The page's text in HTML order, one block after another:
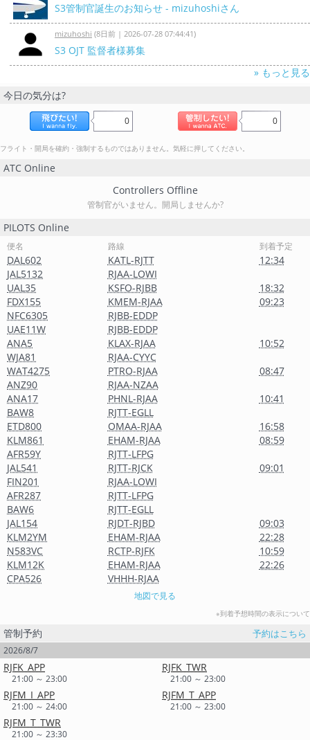
S3管制官誕生のお知らせ - mizuhoshiさん
mizuhoshi (8日前 | 2026-07-28 07:44:41)
S3 OJT 監督者様募集
» もっと見る
今日の気分は?
0 0
フライト・開局を確約・強制するものではありません。気軽に押してください。
ATC Online
Controllers Offline
管制官がいません。開局しませんか?
PILOTS Online
便名 路線 到着予定
DAL602 KATL-RJTT
12:34
JAL5132
RJAA-LOWI
UAL35
KSFO-RJBB
18:32
FDX155
KMEM-RJAA
09:23
NFC6305
RJBB-EDDP
UAE11W
RJBB-EDDP
ANA5
KLAX-RJAA
10:52
WJA81
RJAA-CYYC
WAT4275
PTRO-RJAA
08:47
ANZ90
RJAA-NZAA
ANA17
PHNL-RJAA
10:41
BAW8
RJTT-EGLL
ETD800
OMAA-RJAA
16:58
KLM861
EHAM-RJAA
08:59
AFR59Y
RJTT-LFPG
JAL541
RJTT-RJCK
09:01
FIN201
RJAA-LOWI
AFR287
RJTT-LFPG
BAW6
RJTT-EGLL
JAL154
RJDT-RJBD
09:03
KLM2YM
EHAM-RJAA
22:28
N583VC
RCTP-RJFK
10:59
KLM12K
EHAM-RJAA
22:26
CPA526
VHHH-RJAA
地図で見る
※到着予想時間の表示について
管制予約 予約はこちら
2026/8/7
RJFK_APP
21:00 ～ 23:00
RJFK_TWR
21:00 ～ 23:00
RJFM_I_APP
21:00 ～ 24:00
RJFM_T_APP
21:00 ～ 23:00
RJFM_T_TWR
21:00 ～ 23:30